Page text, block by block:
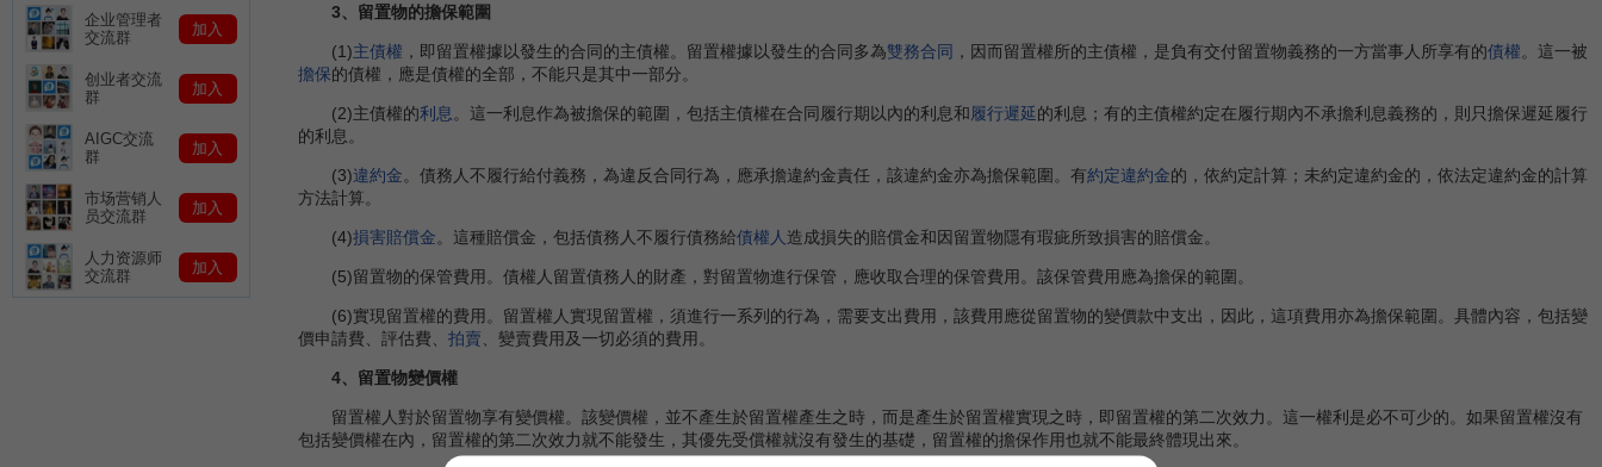
3、留置物的擔保範圍
(1)主債權 ，即留置權據以發生的合同的主債權。留置權據以發生的合同多為雙務合同 ，因而留置權所的主債權，是負有交付留置物義務的一方當事人所享有的債權。這一被
擔保的債權，應是債權的全部，不能只是其中一部分。
(2)主債權的利息 。這一利息作為被擔保的範圍，包括主債權在合同履行期以內的利息和 履行遲延的利息；有的主債權約定在履行期內不承擔利息義務的，則只擔保遲延履行
的利息。
(3)違約金。債務人不履行給付義務，為違反合同行為，應承擔違約金責任，該違約金亦為擔保範圍。有約定違約金的，依約定計算；未約定違約金的，依法定違約金的計算
方法計算。
(4)損害賠償金。這種賠償金，包括債務人不履行債務給債權人 造成損失的賠償金和因留置物隱有瑕疵所致損害的賠償金。
(5)留置物的保管費用。債權人留置債務人的財產，對留置物進行保管，應收取合理的保管費用。該保管費用應為擔保的範圍。
(6)實現留置權的費用。留置權人實現留置權，須進行一系列的行為，需要支出費用，該費用應從留置物的變價款中支出，因此，這項費用亦為擔保範圍。具體內容，包括變
價申請費、評估費、 拍賣 、變賣費用及一切必須的費用。
4、留置物變價權
留置權人對於留置物享有變價權。該變價權，並不產生於留置權產生之時，而是產生於留置權實現之時，即留置權的第二次效力。這一權利是必不可少的。如果留置權沒有
包括變價權在內，留置權的第二次效力就不能發生，其優先受償權就沒有發生的基礎，留置權的擔保作用也就不能最終體現出來。
企业管理者
交流群
加入
创业者交流
群
加入
AIGC交流
群
加入
市场营销人
员交流群
加入
人力资源师
交流群
加入